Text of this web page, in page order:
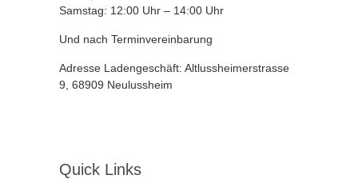
Samstag: 12:00 Uhr – 14:00 Uhr
Und nach Terminvereinbarung
Adresse Ladengeschäft: Altlussheimerstrasse
9, 68909 Neulussheim
Quick Links